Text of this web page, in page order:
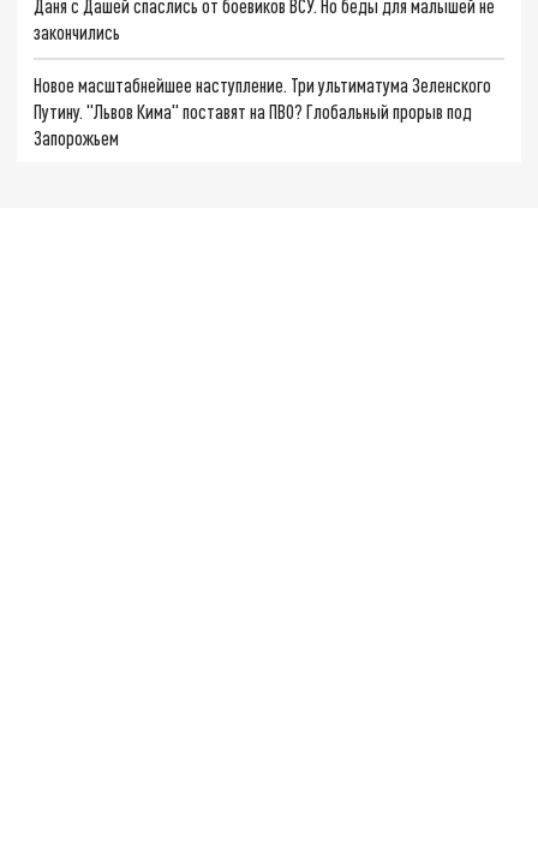
Даня с Дашей спаслись от боевиков ВСУ. Но беды для малышей не
закончились
Новое масштабнейшее наступление. Три ультиматума Зеленского
Путину. "Львов Кима" поставят на ПВО? Глобальный прорыв под
Запорожьем